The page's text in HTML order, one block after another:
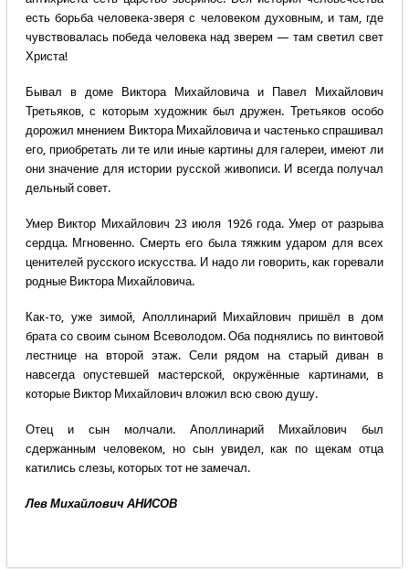
есть борьба человека-зверя с человеком духовным, и там, где
чувствовалась победа человека над зверем — там светил свет
Христа!
Бывал в доме Виктора Михайловича и Павел Михайлович
Третьяков, с которым художник был дружен. Третьяков особо
дорожил мнением Виктора Михайловича и частенько спрашивал
его, приобретать ли те или иные картины для галереи, имеют ли
они значение для истории русской живописи. И всегда получал
дельный совет.
Умер Виктор Михайлович 23 июля 1926 года. Умер от разрыва
сердца. Мгновенно. Смерть его была тяжким ударом для всех
ценителей русского искусства. И надо ли говорить, как горевали
родные Виктора Михайловича.
Как-то, уже зимой, Аполлинарий Михайлович пришёл в дом
брата со своим сыном Всеволодом. Оба поднялись по винтовой
лестнице на второй этаж. Сели рядом на старый диван в
навсегда опустевшей мастерской, окружённые картинами, в
которые Виктор Михайлович вложил всю свою душу.
Отец и сын молчали. Аполлинарий Михайлович был
сдержанным человеком, но сын увидел, как по щекам отца
катились слезы, которых тот не замечал.
Лев Михайлович АНИСОВ